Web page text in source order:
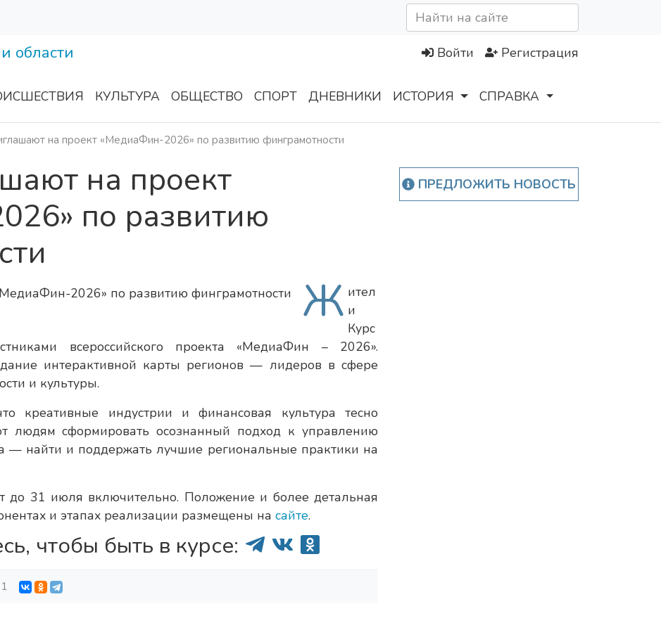
Войти Регистрация
КУЛЬТУРА ОБЩЕСТВО СПОРТ ДНЕВНИКИ ИСТОРИЯ СПРАВКА
на проект «МедиаФин-2026» по развитию финграмотности
на проект
по развитию
Ж ител
и
Курс
всероссийского проекта «МедиаФин – 2026».
интерактивной карты регионов — лидеров в сфере
и культуры.
креативные индустрии и финансовая культура тесно
людям сформировать осознанный подход к управлению
— найти и поддержать лучшие региональные практики на
до 31 июля включительно. Положение и более детальная
и этапах реализации размещены на сайте.
чтобы быть в курсе:
ПРЕДЛОЖИТЬ НОВОСТЬ